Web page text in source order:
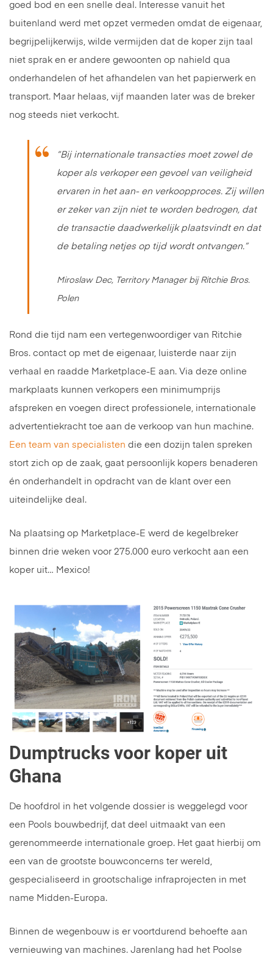
goed bod en een snelle deal. Interesse vanuit het
buitenland werd met opzet vermeden omdat de eigenaar,
begrijpelijkerwijs, wilde vermijden dat de koper zijn taal
niet sprak en er andere gewoonten op nahield qua
onderhandelen of het afhandelen van het papierwerk en
transport. Maar helaas, vijf maanden later was de breker
nog steeds niet verkocht.
“Bij internationale transacties moet zowel de
koper als verkoper een gevoel van veiligheid
ervaren in het aan- en verkoopproces. Zij willen
er zeker van zijn niet te worden bedrogen, dat
de transactie daadwerkelijk plaatsvindt en dat
de betaling netjes op tijd wordt ontvangen.”
Miroslaw Dec, Territory Manager bij Ritchie Bros.
Polen
Rond die tijd nam een vertegenwoordiger van Ritchie
Bros. contact op met de eigenaar, luisterde naar zijn
verhaal en raadde Marketplace-E aan. Via deze online
markplaats kunnen verkopers een minimumprijs
afspreken en voegen direct professionele, internationale
advertentiekracht toe aan de verkoop van hun machine.
Een team van specialisten die een dozijn talen spreken
stort zich op de zaak, gaat persoonlijk kopers benaderen
én onderhandelt in opdracht van de klant over een
uiteindelijke deal.
Na plaatsing op Marketplace-E werd de kegelbreker
binnen drie weken voor 275.000 euro verkocht aan een
koper uit… Mexico!
Dumptrucks voor koper uit
Ghana
De hoofdrol in het volgende dossier is weggelegd voor
een Pools bouwbedrijf, dat deel uitmaakt van een
gerenommeerde internationale groep. Het gaat hierbij om
een van de grootste bouwconcerns ter wereld,
gespecialiseerd in grootschalige infraprojecten in met
name Midden-Europa.
Binnen de wegenbouw is er voortdurend behoefte aan
vernieuwing van machines. Jarenlang had het Poolse